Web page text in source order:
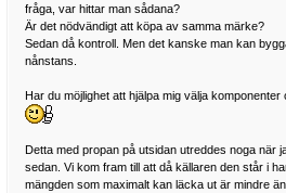
fråga, var hittar man sådana?
Är det nödvändigt att köpa av samma märke?
Sedan då kontroll. Men det kanske man kan
nånstans.
Har du möjlighet att hjälpa mig välja
Detta med propan på utsidan utreddes noga när
sedan. Vi kom fram till att då källaren den står i
mängden som maximalt kan läcka ut är mindre